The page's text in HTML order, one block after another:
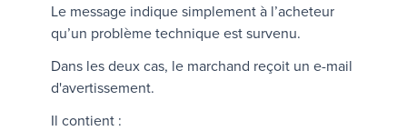
Le message indique simplement à l’acheteur
qu’un problème technique est survenu.
Dans les deux cas, le marchand reçoit un e-mail
d'avertissement.
Il contient :